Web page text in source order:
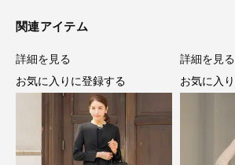
関連アイテム
詳細を見る
お気に入りに登録する
詳細を見る
お気に入